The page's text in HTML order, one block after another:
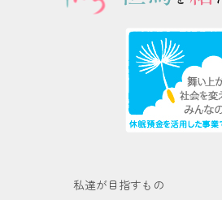
私達が目指すもの